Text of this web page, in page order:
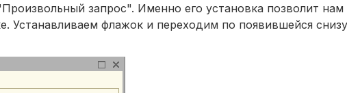
запрос". Именно его установка позволит нам
Устанавливаем флажок и переходим по появившейся